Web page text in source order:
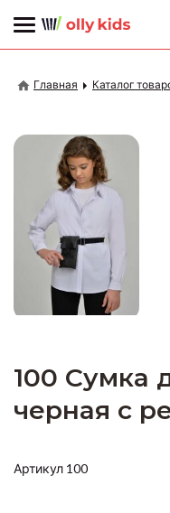
Главная Каталог
100 Сумка
черная с
Артикул 100